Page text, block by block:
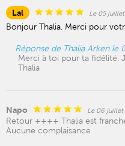
Lal Le 05
Bonjour Thalia. Merci pour
Réponse de Thalia Arken le
Merci à toi pour ta fidélité.
Thalia
Napo Le 06 juillet
Retour ++++ Thalia est
Aucune complaisance